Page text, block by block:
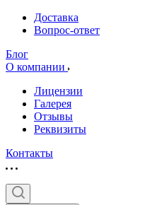
Доставка
Вопрос-ответ
Блог
О компании
Лицензии
Галерея
Отзывы
Реквизиты
Контакты